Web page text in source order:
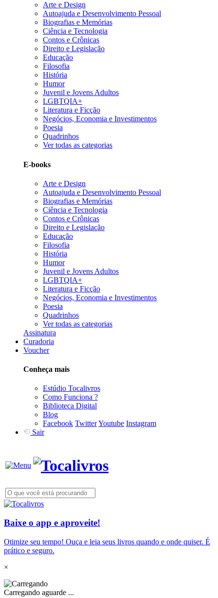
Arte e Design
Autoajuda e Desenvolvimento Pessoal
Biografias e Memórias
Ciência e Tecnologia
Contos e Crônicas
Direito e Legislação
Educação
Filosofia
História
Humor
Juvenil e Jovens Adultos
LGBTQIA+
Literatura e Ficção
Negócios, Economia e Investimentos
Poesia
Quadrinhos
Ver todas as categorias
E-books
Arte e Design
Autoajuda e Desenvolvimento Pessoal
Biografias e Memórias
Ciência e Tecnologia
Contos e Crônicas
Direito e Legislação
Educação
Filosofia
História
Humor
Juvenil e Jovens Adultos
LGBTQIA+
Literatura e Ficção
Negócios, Economia e Investimentos
Poesia
Quadrinhos
Ver todas as categorias
Assinatura
Curadoria
Voucher
Conheça mais
Estúdio Tocalivros
Como Funciona ?
Biblioteca Digital
Blog
Facebook TwitterYoutube Instagram
Sair
Baixe o app e aproveite!
Otimize seu tempo! Ouça e leia seus livros quando e onde quiser. É
prático e seguro.
×
Carregando aguarde ...